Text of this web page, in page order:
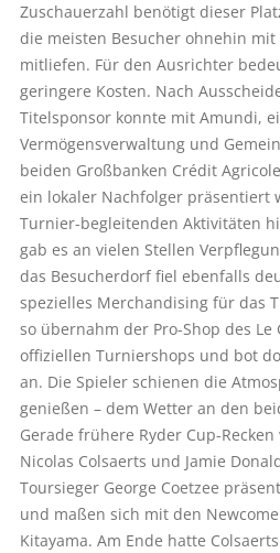
Zuschauerzahl benötigt dieser
die meisten Besucher ohnehin
mitliefen. Für den Ausrichter
geringere Kosten. Nach
Titelsponsor konnte mit Amundi,
Vermögensverwaltung und
beiden Großbanken Crédit
ein lokaler Nachfolger präsentiert
Turnier-begleitenden Aktivitäten
gab es an vielen Stellen
das Besucherdorf fiel ebenfalls
spezielles Merchandising für das
so übernahm der Pro-Shop des
offiziellen Turniershops und bot
an. Die Spieler schienen die
genießen – dem Wetter an den
Gerade frühere Ryder Cup-
Nicolas Colsaerts und Jamie
Toursieger George Coetzee
und maßen sich mit den
Kitayama. Am Ende hatte